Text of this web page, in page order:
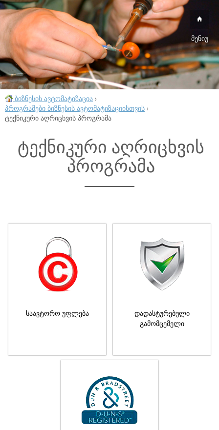
მენიუ
ბიზნესის ავტომატიზაცია ›
პროგრამები ბიზნესის ავტომატიზაციისთვის ›
ტექნიკური აღრიცხვის პროგრამა
ტექნიკური აღრიცხვის
პროგრამა
საავტორო უფლება
დადასტურებული
გამომცემელი